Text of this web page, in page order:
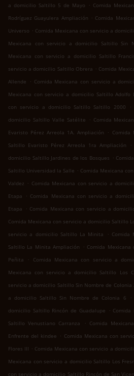
a domicilio Saltillo 5 de Mayo
. Comida
Rodríguez Guayulera Ampliación . Comida
Universo . Comida Mexicana con servicio a
Mexicana con servicio a domicilio Saltillo Sin
Mexicana con servicio a domicilio Saltillo
servicio a domicilio Saltillo Obrera . Comida
Allende
. Comida Mexicana con servicio a
Mexicana con servicio a domicilio Saltillo Adolfo
con servicio a domicilio Saltillo Saltillo 2000
.
domicilio Saltillo Valle Satélite
. Comida
Evaristo Pérez Arreola 1A. Ampliación
. Comida
Saltillo Evaristo Pérez Arreola 1ra Ampliación
.
domicilio Saltillo Jardines de los Bosques .
Saltillo Universidad la Salle . Comida Mexicana
Valdez . Comida Mexicana con servicio a
Etapa
. Comida Mexicana con servicio a
Etapa
. Comida Mexicana con servicio a
Comida Mexicana con servicio a domicilio Saltillo
servicio a domicilio Saltillo La Minita
. Comida
Saltillo La Minita Ampliación
. Comida
Peñita
. Comida Mexicana con servicio a
Mexicana con servicio a domicilio Saltillo Los
servicio a domicilio Saltillo Sin Nombre de Colonia
a domicilio Saltillo Sin Nombre de Colonia 6
.
domicilio Saltillo Rincón de Guadalupe
.
Saltillo Venustiano Carranza
. Comida
Enfrente del kindee . Comida Mexicana con
Flores III . Comida Mexicana con servicio a
Mexicana con servicio a domicilio Saltillo Los
con servicio a domicilio Saltillo Rincón de San